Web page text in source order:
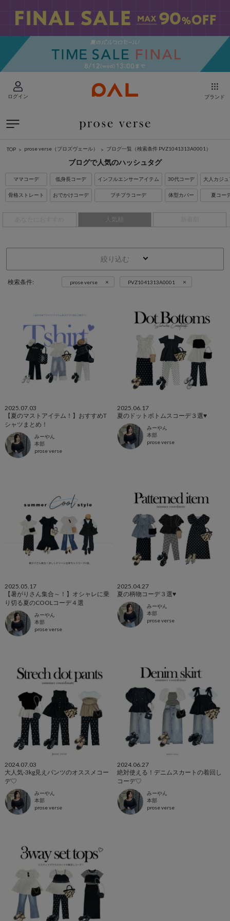
ログイン ブランド
TOP prose verse（プロズヴェール） ブログ一覧 （検索条件 PVZ1041313A0001）
ブログで人気のハッシュタグ
ママコーデ
骨格ストレート
低身長コーデ
おでかけコーデ
インフルエンサーアイテム
プチプラコーデ
30代コーデ
体型カバー
大人カジ
夏コー
人気順
絞り込む
検索条件: prose verse × PVZ1041313A0001 ×
2025.07.03
【夏のマストアイテム！】おすすめT
シャツまとめ！
みーやん
本部
prose verse
2025.06.17
夏のドットボトムスコーデ３選♥
みーやん
本部
prose verse
2025.05.17
【暑がりさん集合～！】オシャレに乗
り切る夏のCOOLコーデ４選
みーやん
本部
prose verse
2025.04.27
夏の柄物コーデ３選♥
みーやん
本部
prose verse
2024.07.03
大人気-3kg見えパンツのオススメコー
デ♡
みーやん
本部
prose verse
2024.06.27
絶対使える！デニムスカートの着回し
コーデ♡
みーやん
本部
prose verse